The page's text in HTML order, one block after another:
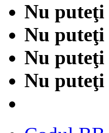
Nu puteţi
Nu puteţi
Nu puteţi
Nu puteţi